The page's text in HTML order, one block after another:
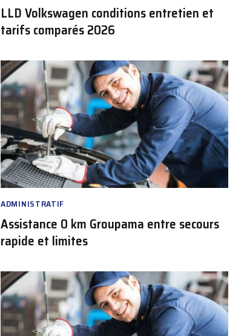
LLD Volkswagen conditions entretien et
tarifs comparés 2026
ADMINISTRATIF
Assistance 0 km Groupama entre secours
rapide et limites